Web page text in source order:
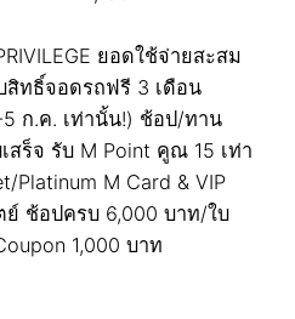
ยอดใช้จ่ายสะสม
สิทธิ์จอดรถฟรี 3 เดือน
5 ก.ค. เท่านั้น!) ช้อป/ทาน
สร็จ รับ M Point คูณ 15 เท่า
Platinum M Card & VIP
ย์ ช้อปครบ 6,000 บาท/ใบ
1,000 บาท